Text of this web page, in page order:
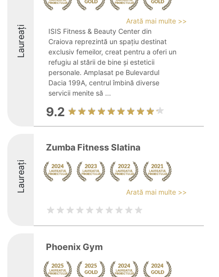
Laureați
Arată mai multe >>
ISIS Fitness & Beauty Center din
Craiova reprezintă un spațiu destinat
exclusiv femeilor, creat pentru a oferi un
refugiu al stării de bine și esteticii
personale. Amplasat pe Bulevardul
Dacia 199A, centrul îmbină diverse
servicii menite să ...
9.2
Laureați
Zumba Fitness Slatina
Arată mai multe >>
Phoenix Gym